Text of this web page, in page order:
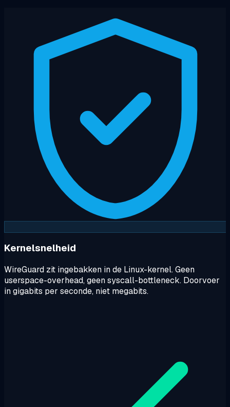
Kernelsnelheid
WireGuard zit ingebakken in de Linux-kernel. Geen
userspace-overhead, geen syscall-bottleneck. Doorvoer
in gigabits per seconde, niet megabits.